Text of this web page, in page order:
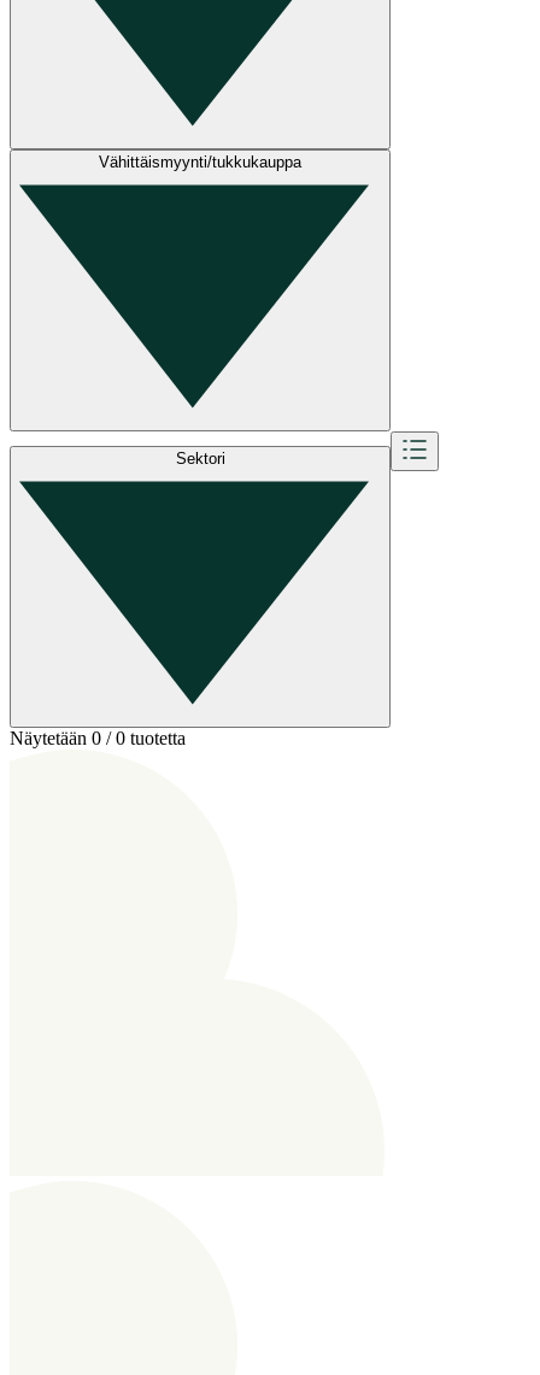
Vähittäismyynti/tukkukauppa
Sektori
Näytetään 0 / 0 tuotetta